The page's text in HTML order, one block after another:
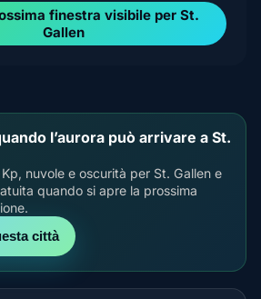
finestra visibile per St.
Gallen
l’aurora può arrivare a St.
nuvole e oscurità per St. Gallen e
quando si apre la prossima
città